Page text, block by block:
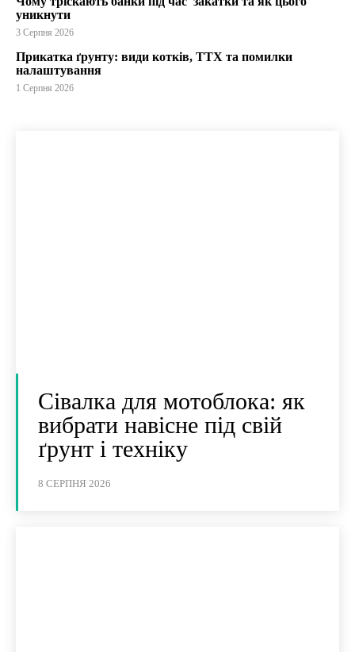
уникнути
3 Серпня 2026
Прикатка ґрунту: види котків, ТТХ та помилки
налаштування
1 Серпня 2026
Сівалка для мотоблока: як
вибрати навісне під свій
ґрунт і техніку
8 СЕРПНЯ 2026